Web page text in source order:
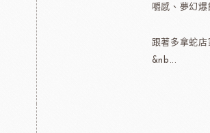
嚼感、夢幻爆
跟著多拿蛇店
&nb...